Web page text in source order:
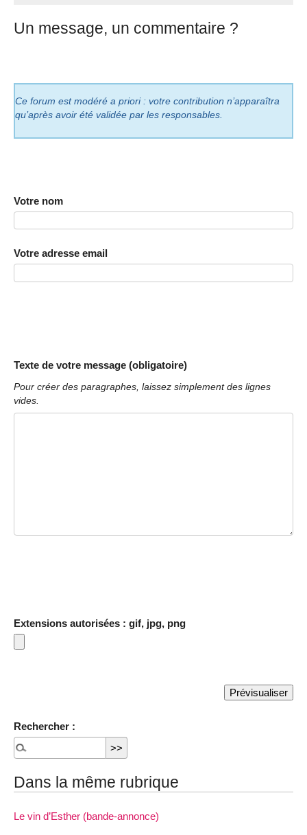
Un message, un commentaire ?
Ce forum est modéré a priori : votre contribution n’apparaîtra
qu’après avoir été validée par les responsables.
Votre nom
Votre adresse email
Texte de votre message (obligatoire)
Pour créer des paragraphes, laissez simplement des lignes
vides.
Extensions autorisées : gif, jpg, png
Rechercher :
Dans la même rubrique
Le vin d’Esther (bande-annonce)